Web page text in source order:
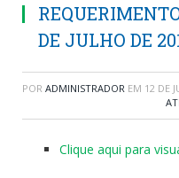
DE JULHO DE
POR ADMINISTRADOR EM 12 DE
Clique aqui para